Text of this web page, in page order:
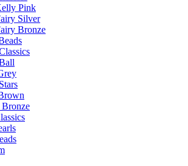
Pink
Silver
Bronze